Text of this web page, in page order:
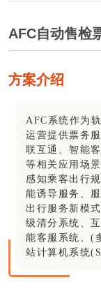
AFC自动售检
方案介绍
AFC系统作为
运营提供票务
联互通、智能
等相关应用场
感知乘客出行
能诱导服务、
出行服务新模
级清分系统、
能客服系统、(
站计算机系统